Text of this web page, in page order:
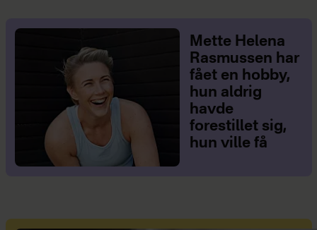
Mette Helena
Rasmussen har
fået en hobby,
hun aldrig
havde
forestillet sig,
hun ville få